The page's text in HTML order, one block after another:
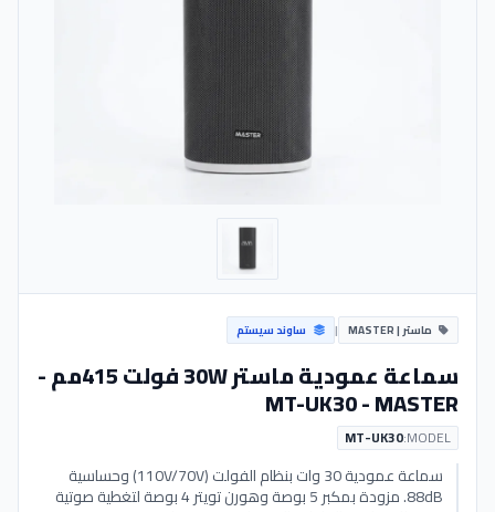
ماستر | MASTER | ساوند سيستم
سماعة عمودية ماستر 30W فولت 415مم -
MT-UK30 - MASTER
MODEL:
MT-UK30
سماعة عمودية 30 وات بنظام الفولت (110V/70V) وحساسية
88dB. مزودة بمكبر 5 بوصة وهورن تويتر 4 بوصة لتغطية صوتية